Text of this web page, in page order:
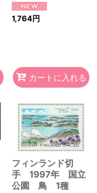
1,764円
カートに入れる
フィンランド切
手 1997年 国立
公園 鳥 1種